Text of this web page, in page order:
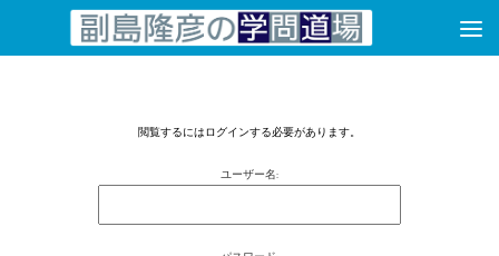
コンテンツへスキップ
閲覧するにはログインする必要があります。
ユーザー名: